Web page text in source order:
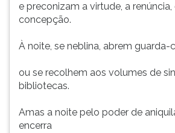
e preconizam a virtude, a
concepção.
À noite, se neblina, abrem guarda-
ou se recolhem aos volumes de
bibliotecas.
Amas a noite pelo poder de
encerra